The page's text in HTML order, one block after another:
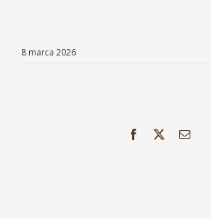
8 marca 2026
Facebook Email